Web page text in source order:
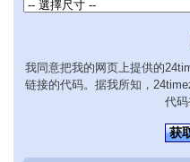
我同意把我的网页上提供的
链接的代码。据我所知，
代码
获